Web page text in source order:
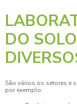
DO
São vários os setores e
por exemplo: